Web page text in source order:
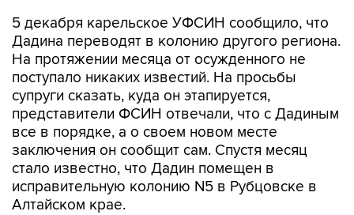
5 декабря карельское УФСИН сообщило, что
Дадина переводят в колонию другого региона.
На протяжении месяца от осужденного не
поступало никаких известий. На просьбы
супруги сказать, куда он этапируется,
представители ФСИН отвечали, что с Дадиным
все в порядке, а о своем новом месте
заключения он сообщит сам. Спустя месяц
стало известно, что Дадин помещен в
исправительную колонию N5 в Рубцовске в
Алтайском крае.